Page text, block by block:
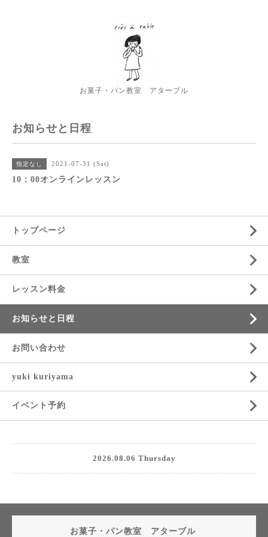
お菓子・パン教室 アターブル
お知らせと日程
指定なし 2021-07-31 (Sat)
10：00オンラインレッスン
トップページ
教室
レッスン料金
お知らせと日程
お問い合わせ
yuki kuriyama
イベント予約
2026.08.06 Thursday
お菓子・パン教室 アターブル